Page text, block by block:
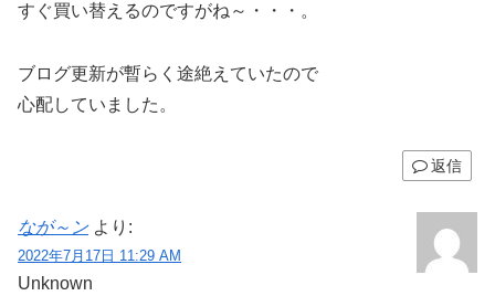
すぐ買い替えるのですがね～・・・。
ブログ更新が暫らく途絶えていたので
心配していました。
返信
なが～ン より:
2022年7月17日 11:29 AM
Unknown